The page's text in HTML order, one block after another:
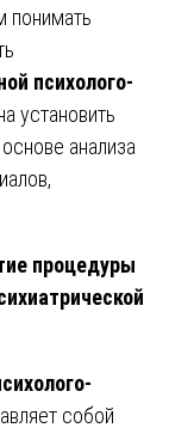
понимать
психолого-
установить
анализа
процедуры
собой